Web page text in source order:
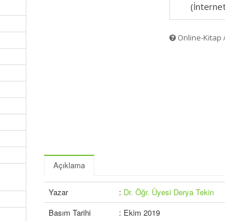
Online-Kitap
Açıklama
Yazar : Dr. Öğr. Üyesi Derya Tekin
Basım Tarihi
: Ekim 2019